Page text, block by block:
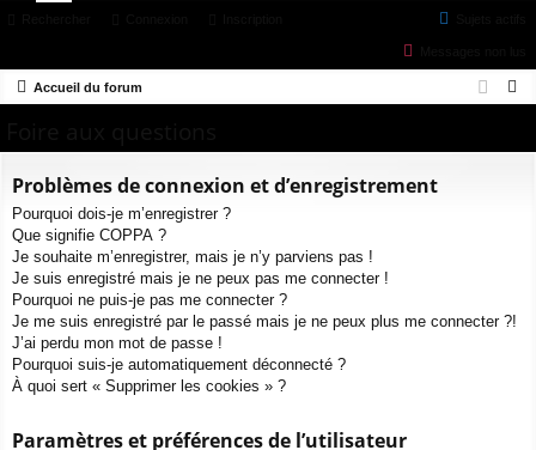
ur m xi pti
Accueil du forum
Problèmes de connexion et d’enregistrement
Pourquoi dois-je m’enregistrer ?
Que signifie COPPA ?
Je souhaite m’enregistrer, mais je n’y parviens pas !
Je suis enregistré mais je ne peux pas me connecter !
Pourquoi ne puis-je pas me connecter ?
Je me suis enregistré par le passé mais je ne peux plus me connecter ?!
J’ai perdu mon mot de passe !
Pourquoi suis-je automatiquement déconnecté ?
À quoi sert « Supprimer les cookies » ?
Paramètres et préférences de l’utilisateur